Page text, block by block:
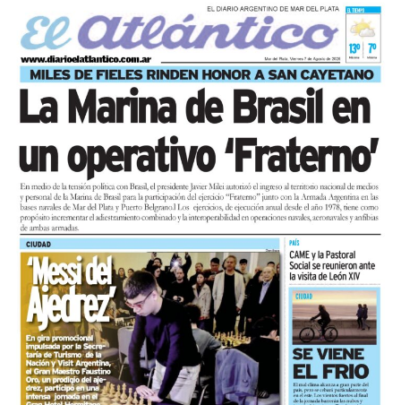
y trabajo, para visibilizar la situación de trabajadores y
desocupados.